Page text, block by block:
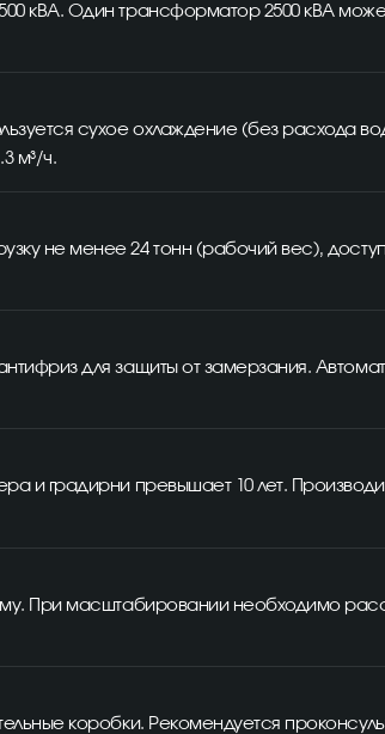
кВА. Один трансформатор 2500 кВА
сухое охлаждение (без расхода
м³/ч.
не менее 24 тонн (рабочий вес),
для защиты от замерзания.
и градирни превышает 10 лет.
При масштабировании необходимо
коробки. Рекомендуется